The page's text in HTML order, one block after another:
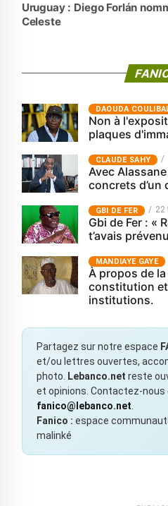
Uruguay : Diego Forlán
Celeste
‎DAOUDA
Non à
plaques
CLAUDE SAHY
Avec
concrets d’un
GBI DE FER 22
Gbi de Fer : «
t’avais
MANDIAYE GAYE
À propos de
constitution
institutions.
Partagez sur notre espace
et/ou lettres ouvertes,
photo. Lebanco.net reste
et opinions. Contactez-nous
fanico@lebanco.net.
Fanico : espace
malinké